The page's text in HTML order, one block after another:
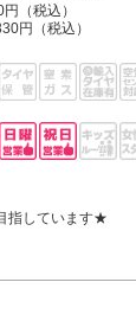
（税込）
円（税込）
指しています★